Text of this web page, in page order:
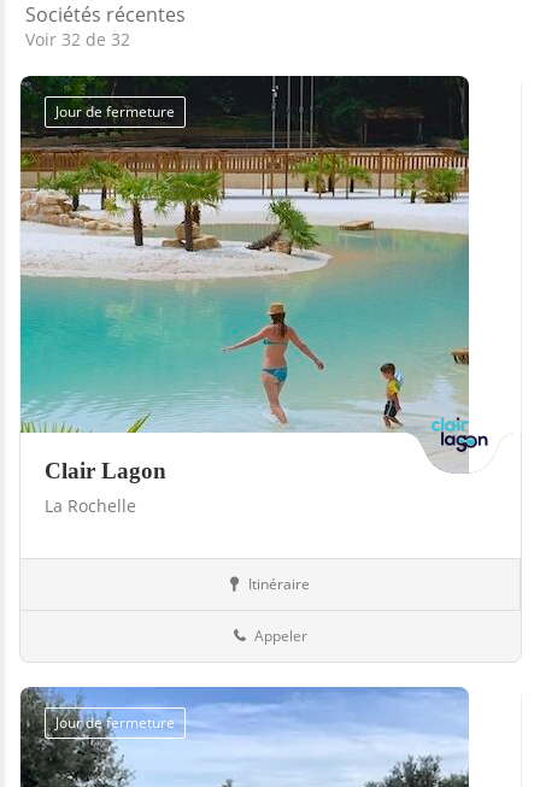
Sociétés récentes
Voir 32 de 32
Jour de fermeture
Clair Lagon
La Rochelle
Itinéraire
Appeler
Jour de fermeture